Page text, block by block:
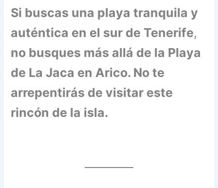
Si buscas una playa tranquila y
auténtica en el sur de Tenerife,
no busques más allá de la Playa
de La Jaca en Arico. No te
arrepentirás de visitar este
rincón de la isla.